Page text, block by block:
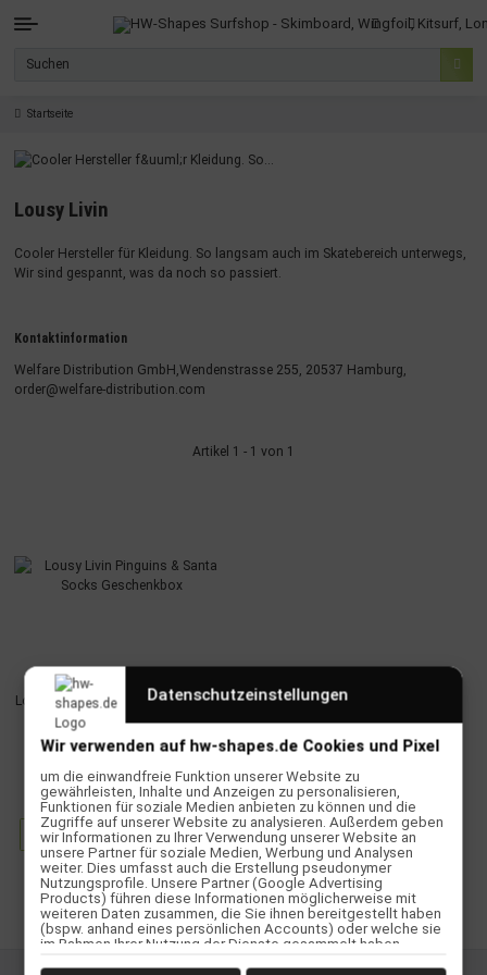
Startseite
Lousy Livin
Cooler Hersteller für Kleidung. So langsam auch im Skatebereich unterwegs,
Wir sind gespannt, was da noch so passiert.
Kontaktinformation
Welfare Distribution GmbH,Wendenstrasse 255, 20537 Hamburg,
order@welfare-distribution.com
Artikel 1 - 1 von 1
Lousy Livin Pinguins & Santa Socks
Geschenkbox
34,90 €*
Zum Artikel
Artikel 1 - 1 von 1
Datenschutzeinstellungen
Wir verwenden auf hw-shapes.de Cookies und Pixel
um die einwandfreie Funktion unserer Website zu
gewährleisten, Inhalte und Anzeigen zu personalisieren,
Funktionen für soziale Medien anbieten zu können und die
Zugriffe auf unserer Website zu analysieren. Außerdem geben
wir Informationen zu Ihrer Verwendung unserer Website an
unsere Partner für soziale Medien, Werbung und Analysen
weiter. Dies umfasst auch die Erstellung pseudonymer
Nutzungsprofile. Unsere Partner (Google Advertising
Products) führen diese Informationen möglicherweise mit
weiteren Daten zusammen, die Sie ihnen bereitgestellt haben
(bspw. anhand eines persönlichen Accounts) oder welche sie
im Rahmen Ihrer Nutzung der Dienste gesammelt haben